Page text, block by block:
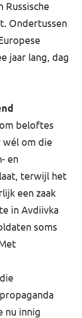
Ondertussen
jaar lang, dag
beloftes
wél om die
en
terwijl het
een zaak
in Avdiivka
soms
nu innig